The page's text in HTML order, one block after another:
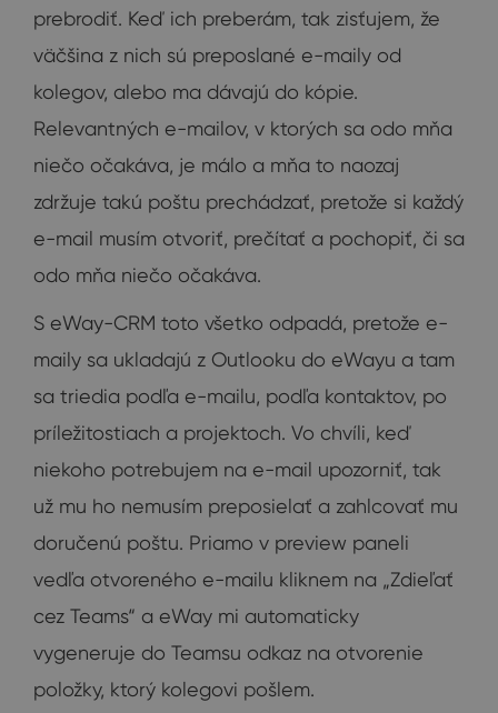
prebrodiť. Keď ich preberám, tak zisťujem, že
väčšina z nich sú preposlané e-maily od
kolegov, alebo ma dávajú do kópie.
Relevantných e-mailov, v ktorých sa odo mňa
niečo očakáva, je málo a mňa to naozaj
zdržuje takú poštu prechádzať, pretože si každý
e-mail musím otvoriť, prečítať a pochopiť, či sa
odo mňa niečo očakáva.
S eWay-CRM toto všetko odpadá, pretože e-
maily sa ukladajú z Outlooku do eWayu a tam
sa triedia podľa e-mailu, podľa kontaktov, po
príležitostiach a projektoch. Vo chvíli, keď
niekoho potrebujem na e-mail upozorniť, tak
už mu ho nemusím preposielať a zahlcovať mu
doručenú poštu. Priamo v preview paneli
vedľa otvoreného e-mailu kliknem na „Zdieľať
cez Teams“ a eWay mi automaticky
vygeneruje do Teamsu odkaz na otvorenie
položky, ktorý kolegovi pošlem.